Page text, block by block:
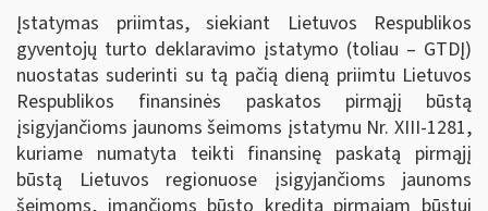
Įstatymas priimtas, siekiant Lietuvos Respublikos
gyventojų turto deklaravimo įstatymo (toliau – GTDĮ)
nuostatas suderinti su tą pačią dieną priimtu Lietuvos
Respublikos finansinės paskatos pirmąjį būstą
įsigyjančioms jaunoms šeimoms įstatymu Nr. XIII-1281,
kuriame numatyta teikti finansinę paskatą pirmąjį
būstą Lietuvos regionuose įsigyjančioms jaunoms